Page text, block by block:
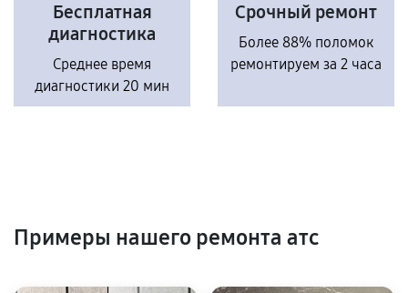
Бесплатная
диагностика
Среднее время
диагностики 20 мин
Срочный ремонт
Более 88% поломок
ремонтируем за 2 часа
Примеры нашего ремонта атс